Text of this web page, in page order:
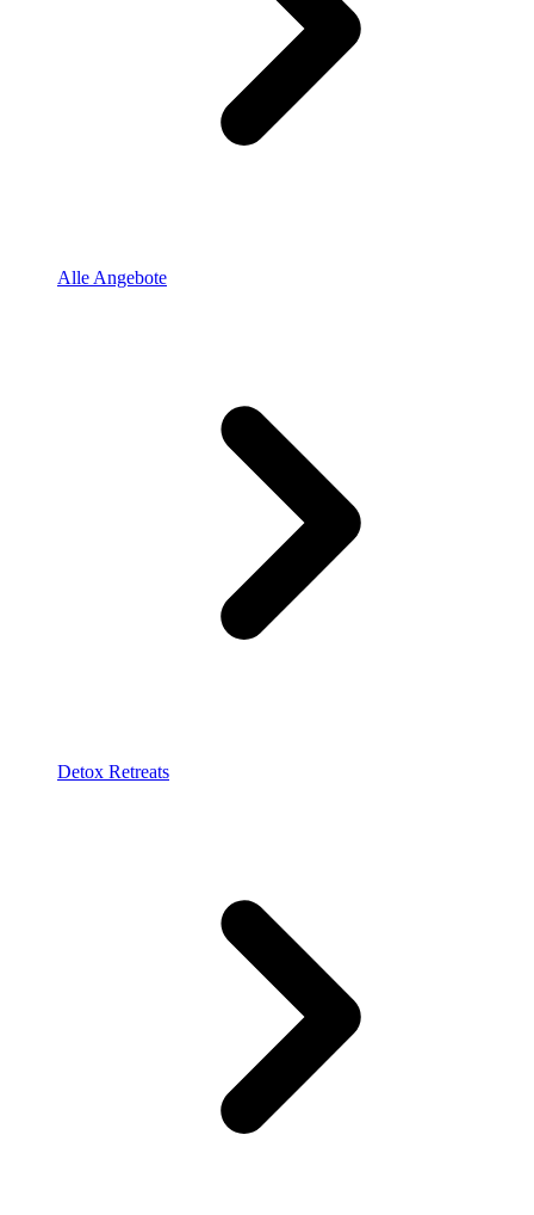
Alle Angebote
Detox Retreats